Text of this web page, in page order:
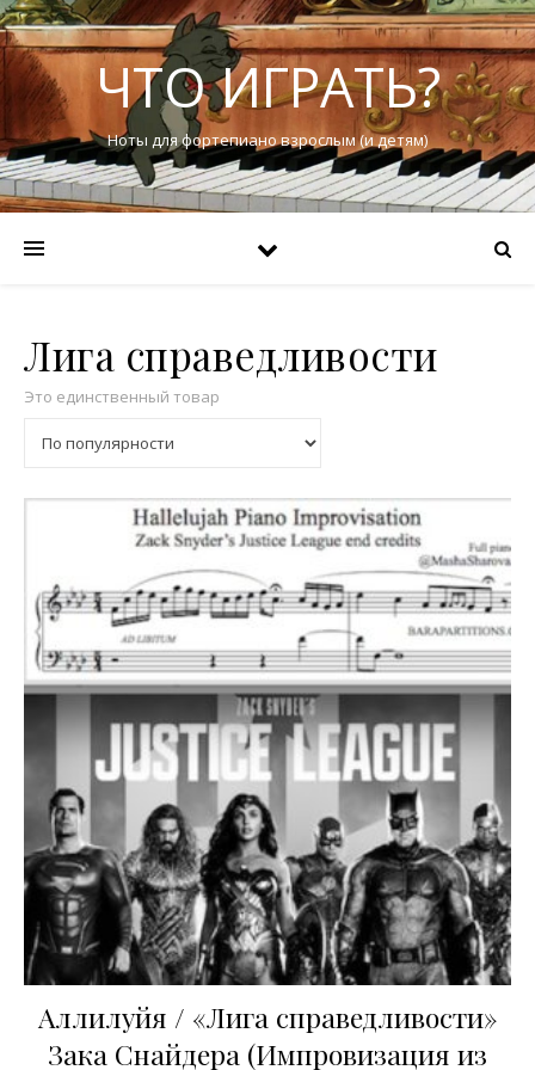
ЧТО ИГРАТЬ?
Ноты для фортепиано взрослым (и детям)
Лига справедливости
Это единственный товар
Аллилуйя / «Лига справедливости»
Зака Снайдера (Импровизация из